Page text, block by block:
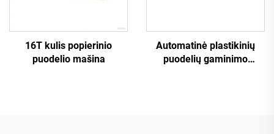
16T kulis popierinio
puodelio mašina
Automatinė plastikinių
puodelių gaminimo